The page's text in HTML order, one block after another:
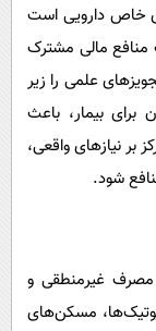
خاص دارویی است
منافع مالی مشترک
علمی را زیر
برای بیمار، باعث
بر نیازهای واقعی،
شود.
مصرف غیرمنطقی و
مسکن‌های